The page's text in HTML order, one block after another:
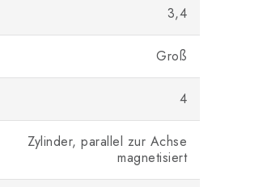
3,4
Groß
4
Zylinder, parallel zur Achse
magnetisiert